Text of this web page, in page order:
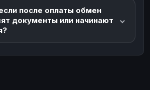
после оплаты обмен
документы или начинают